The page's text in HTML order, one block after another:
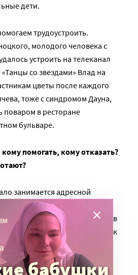
дети.
трудоустроить.
молодого человека с
устроить на телеканал
со звездами» Влад на
цветы после каждого
тоже с синдромом Дауна,
поваром в ресторане
бульваре.
помогать, кому отказать?
занимается адресной
на всех не хватит.
обратиться к нам, пишут в
семью познакомиться. Как
на мероприятиях,